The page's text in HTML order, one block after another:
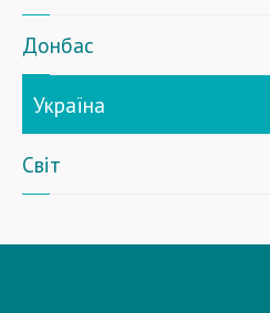
Донбас
Україна
Світ